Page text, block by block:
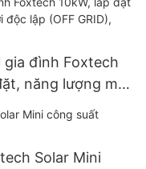
đình Foxtech
năng lượng mặt
51.2V, pin
Solar Mini